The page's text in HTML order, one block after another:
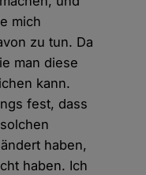
mich
zu tun. Da
man diese
kann.
fest, dass
haben,
haben. Ich